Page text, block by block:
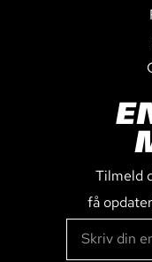
Tilmeld
få